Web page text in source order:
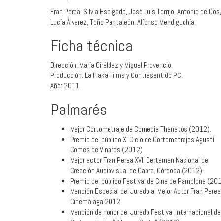
Fran Perea, Silvia Espigado, José Luis Torrijo, Antonio de Cos,
Lucía Álvarez, Toño Pantaleón, Alfonso Mendiguchía.
Ficha técnica
Dirección: María Giráldez y Miguel Provencio.
Producción: La Flaka Films y Contrasentido PC.
Año: 2011
Palmarés
Mejor Cortometraje de Comedia Thanatos (2012).
Premio del público XI Ciclo de Cortometrajes Agustí
Comes de Vinaròs (2012)
Mejor actor Fran Perea XVII Certamen Nacional de
Creación Audiovisual de Cabra. Córdoba (2012).
Premio del público Festival de Cine de Pamplona
Mención Especial del Jurado al Mejor Actor Fran Perea
Cinemálaga 2012
Mención de honor del Jurado Festival Internacional de